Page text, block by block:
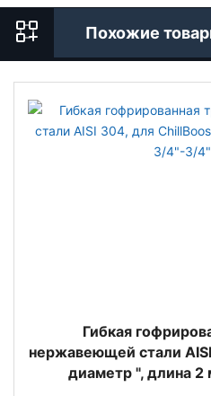
Похожие
Гибкая
нержавеющей стали
диаметр ", длина